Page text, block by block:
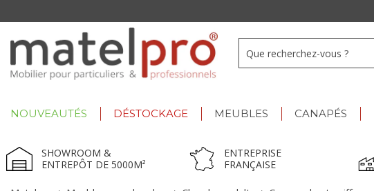
NOUVEAUTÉS DÉSTOCKAGE MEUBLES CANAPÉS
SHOWROOM &
ENTREPÔT DE 5000M²
ENTREPRISE
FRANÇAISE